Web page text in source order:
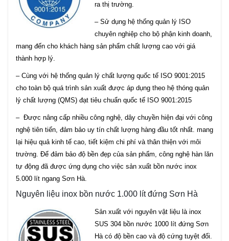
ra thị trường.
– Sử dụng hệ thống quản lý ISO
chuyên nghiệp cho bộ phận kinh doanh,
mang đến cho khách hàng sản phẩm chất lượng cao với giá
thành hợp lý.
– Cùng với hệ thống quản lý chất lượng quốc tế ISO 9001:2015
cho toàn bộ quá trình sản xuất được áp dụng theo hệ thóng quản
lý chất lượng (QMS) đạt tiêu chuẩn quốc tế ISO 9001:2015
– Được nâng cấp nhiều công nghệ, dây chuyền hiện đại với công
nghệ tiên tiến, đảm bảo uy tín chất lượng hàng đầu tốt nhất. mang
lại hiệu quả kinh tế cao, tiết kiệm chi phí và thân thiện với môi
trường. Để đảm bảo độ bền đẹp của sản phẩm, công nghệ hàn lăn
tự động đã được ứng dụng cho việc sản xuất bồn nước inox
5.000 lít ngang Sơn Hà.
Nguyên liệu inox bồn nước 1.000 lít đứng Sơn Hà
Sản xuất với nguyên vật liệu là inox
SUS 304 bồn nước 1000 lít đứng Sơn
Hà có độ bền cao và độ cứng tuyệt đối.